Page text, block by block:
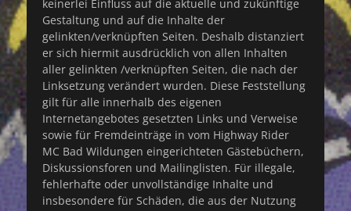
keinerlei Einfluss auf die aktuelle und zukünftige
Gestaltung und auf die Inhalte der
gelinkten/verknüpften Seiten. Deshalb distanziert
er sich hiermit ausdrücklich von allen Inhalten
aller gelinkten /verknüpften Seiten, die nach der
Linksetzung verändert wurden. Diese Feststellung
gilt für alle innerhalb des eigenen
Internetangebotes gesetzten Links und Verweise
sowie für Fremdeinträge in vom Highway Rider
MC Bad Wildungen eingerichteten Gästebüchern,
Diskussionsforen und Mailinglisten. Für illegale,
fehlerhafte oder unvollständige Inhalte und
insbesondere für Schäden, die aus der Nutzung